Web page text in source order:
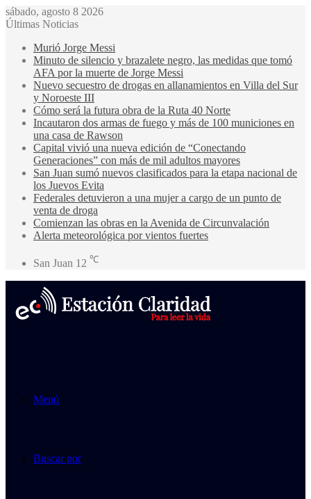
sábado, agosto 8 2026
Últimas Noticias
Murió Jorge Messi
Minuto de silencio y brazalete negro, las medidas que tomó
AFA por la muerte de Jorge Messi
Nuevo secuestro de drogas en allanamientos en Villa del Sur
y Noroeste III
Cómo será la futura obra de la Ruta 40 Norte
Incautaron dos armas de fuego y más de 100 municiones en
una casa de Rawson
Capital vivió una nueva edición de “Conectando
Generaciones” con más de mil adultos mayores
San Juan sumó nuevos clasificados para la etapa nacional de
los Juevos Evita
Federales detuvieron a una mujer a cargo de un punto de
venta de droga
Comienzan las obras en la Avenida de Circunvalación
Alerta meteorológica por vientos fuertes
San Juan 12 ℃
Menú
Buscar por